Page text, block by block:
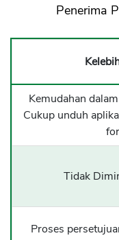
Penerima
Kemudahan
Cukup unduh
Tidak
Proses